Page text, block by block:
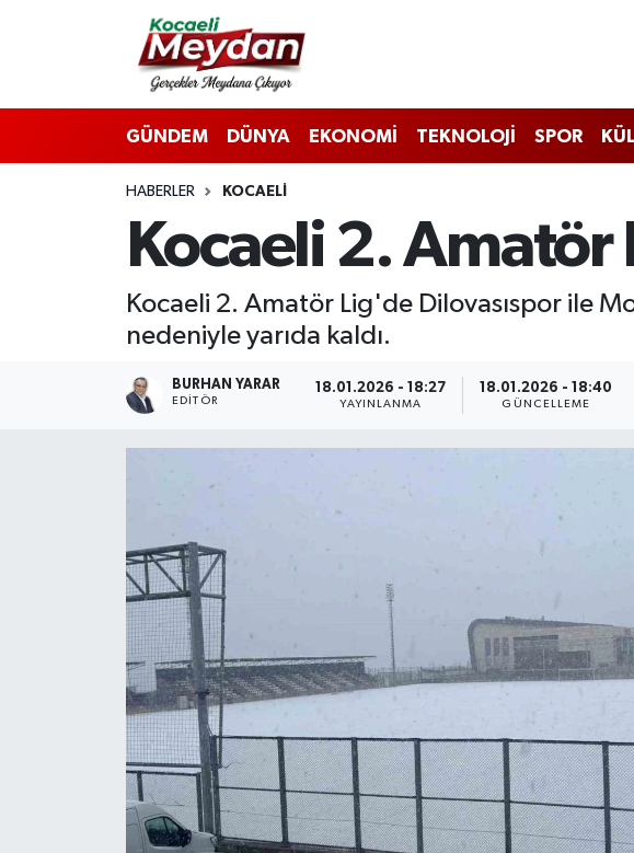
GÜNDEM DÜNYA EKONOMİ TEKNOLOJİ SPOR
HABERLER KOCAELI
Kocaeli 2.
Kocaeli 2. Amatör Lig'de Dilovasıspor ile
nedeniyle yarıda kaldı.
BURHAN YARAR
EDITÖR
18.01.2026 - 18:27
YAYINLANMA
18.01.2026 - 18:40
GÜNCELLEME
Nöbetçi Eczaneler
Hava Durumu
Trafik Durumu
Süper Lig Puan Durumu ve Fikstür
Tüm Manşetler
Haber Arşivi